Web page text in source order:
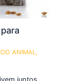
ANIMAL ,